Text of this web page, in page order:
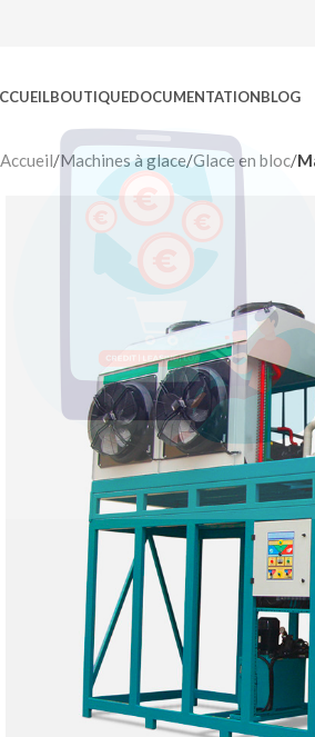
BOUTIQUEDOCUMENTATIONBLOG
Accueil/Machines à glace/Glace en bloc/